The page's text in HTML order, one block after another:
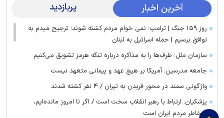
آخرین اخبار پربازدید
روز ۱۵۹ جنگ | ترامپ: نمی خوام مردم کشته شوند؛ ترجیح میدم به
توافق برسیم | حمله اسرائیل به لبنان
سازمان ملل: طرف‌ها را به مذاکره درباره تنگه هرمز تشویق می‌کنیم
جامعه مدرسین: آمریکا بر هیچ عهد و پیمانی متعهد نیست
واژگونی سمند در محور فریدن به تیران / ۴ نفر کشته شدند
پزشکیان: ارتباط با رهبر انقلاب سخت است / اگر تا امروز مانده‌ایم،
به‌خاطر مردم ایران است